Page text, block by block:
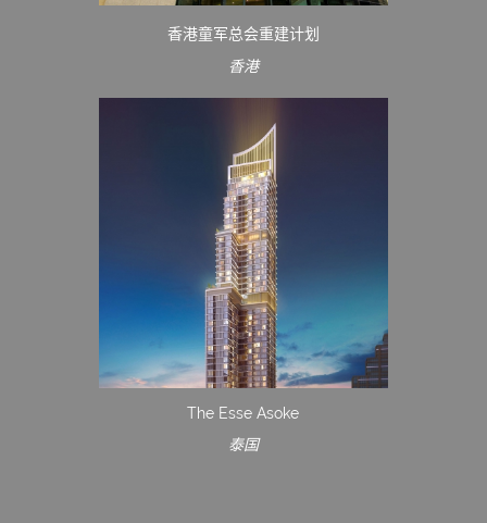
香港童军总会重建计划
香港
The Esse Asoke
泰国